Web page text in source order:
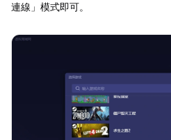
連線」模式即可。